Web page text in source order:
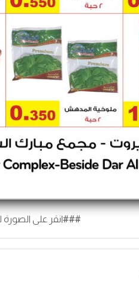
###انقر على